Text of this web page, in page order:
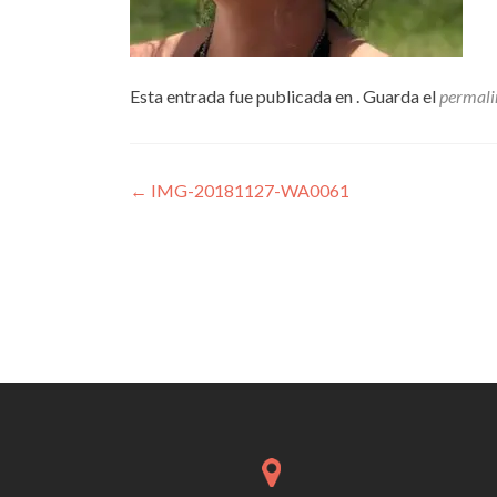
Esta entrada fue publicada en . Guarda el
Navegación
← IMG-20181127-WA0061